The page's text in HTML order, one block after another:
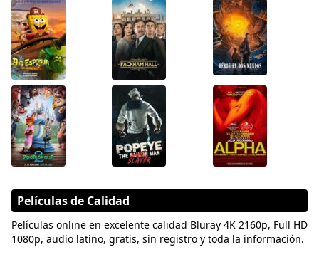
Películas de Calidad
Películas online en excelente calidad Bluray 4K 2160p, Full HD
1080p, audio latino, gratis, sin registro y toda la información.